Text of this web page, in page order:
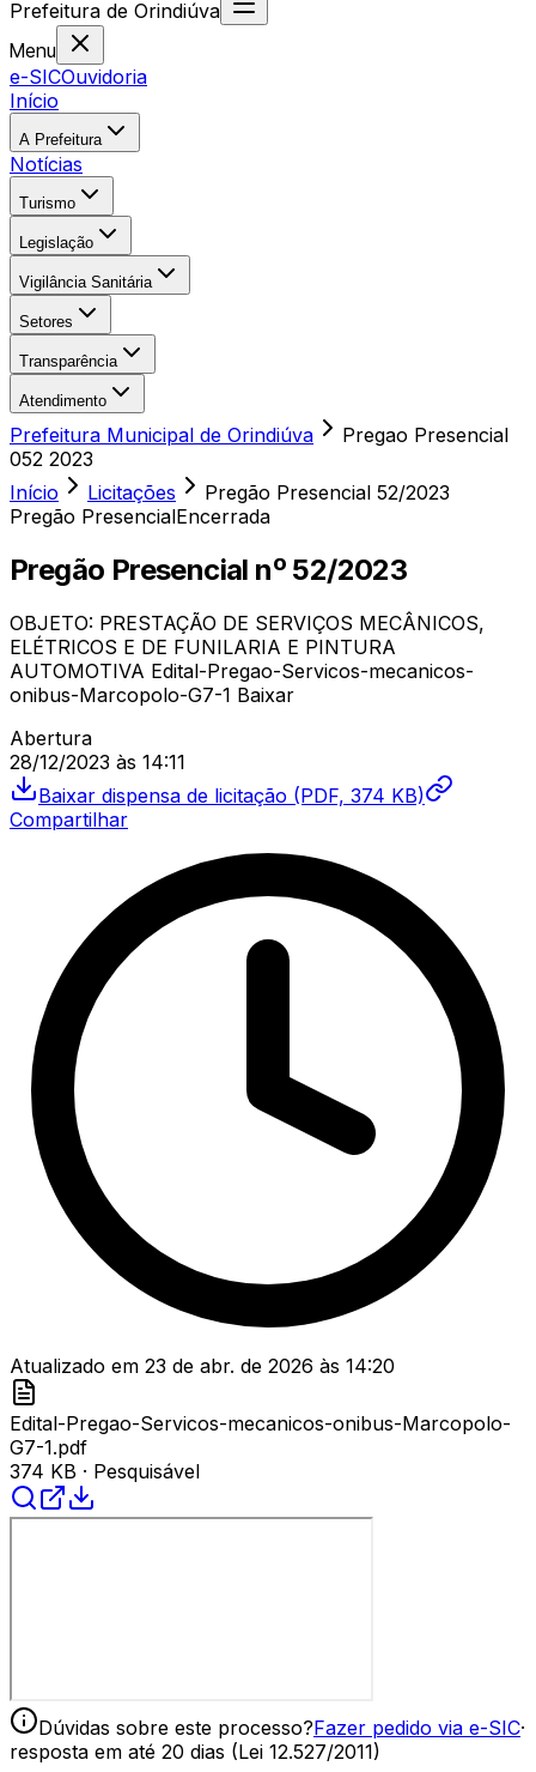
Prefeitura de Orindiúva
Menu
e-SICOuvidoria
Início
A Prefeitura
Notícias
Turismo
Legislação
Vigilância Sanitária
Setores
Transparência
Atendimento
Prefeitura Municipal de Orindiúva
Pregao Presencial
052 2023
Início
Licitações Pregão Presencial 52/2023
Pregão PresencialEncerrada
Pregão Presencial nº 52/2023
OBJETO: PRESTAÇÃO DE SERVIÇOS MECÂNICOS,
ELÉTRICOS E DE FUNILARIA E PINTURA
AUTOMOTIVA Edital-Pregao-Servicos-mecanicos-
onibus-Marcopolo-G7-1 Baixar
Abertura
28/12/2023 às 14:11
Baixar dispensa de licitação (PDF, 374 KB)
Compartilhar
Atualizado em 23 de abr. de 2026 às 14:20
Edital-Pregao-Servicos-mecanicos-onibus-Marcopolo-
G7-1.pdf
374 KB · Pesquisável
Dúvidas sobre este processo?Fazer pedido via e-SIC·
resposta em até 20 dias (Lei 12.527/2011)